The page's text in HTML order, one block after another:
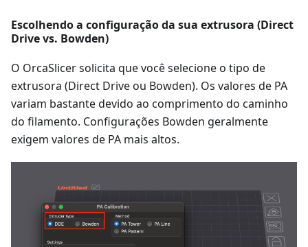
Escolhendo a configuração da sua extrusora (Direct
Drive vs. Bowden)
O OrcaSlicer solicita que você selecione o tipo de
extrusora (Direct Drive ou Bowden). Os valores de PA
variam bastante devido ao comprimento do caminho
do filamento. Configurações Bowden geralmente
exigem valores de PA mais altos.